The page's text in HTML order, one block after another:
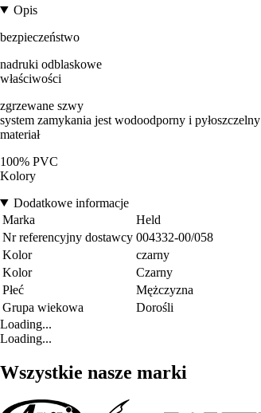
Opis
bezpieczeństwo
nadruki odblaskowe
właściwości
zgrzewane szwy
system zamykania jest wodoodporny i pyłoszczelny
materiał
100% PVC
Kolory
Dodatkowe informacje
Marka
Held
Nr referencyjny dostawcy 004332-00/058
Kolor
czarny
Kolor
Czarny
Płeć
Mężczyzna
Grupa wiekowa
Dorośli
Loading...
Loading...
Wszystkie nasze marki